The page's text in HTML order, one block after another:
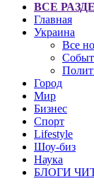
ВСЕ
Главная
Украина
Все
Город
Мир
Бизнес
Спорт
Lifestyle
Шоу-биз
Наука
БЛОГИ